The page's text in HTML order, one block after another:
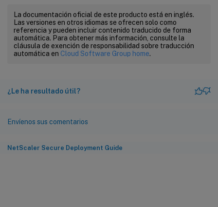
La documentación oficial de este producto está en inglés.
Las versiones en otros idiomas se ofrecen solo como
referencia y pueden incluir contenido traducido de forma
automática. Para obtener más información, consulte la
cláusula de exención de responsabilidad sobre traducción
automática en Cloud Software Group home.
¿Le ha resultado útil?
Envíenos sus comentarios
NetScaler Secure Deployment Guide